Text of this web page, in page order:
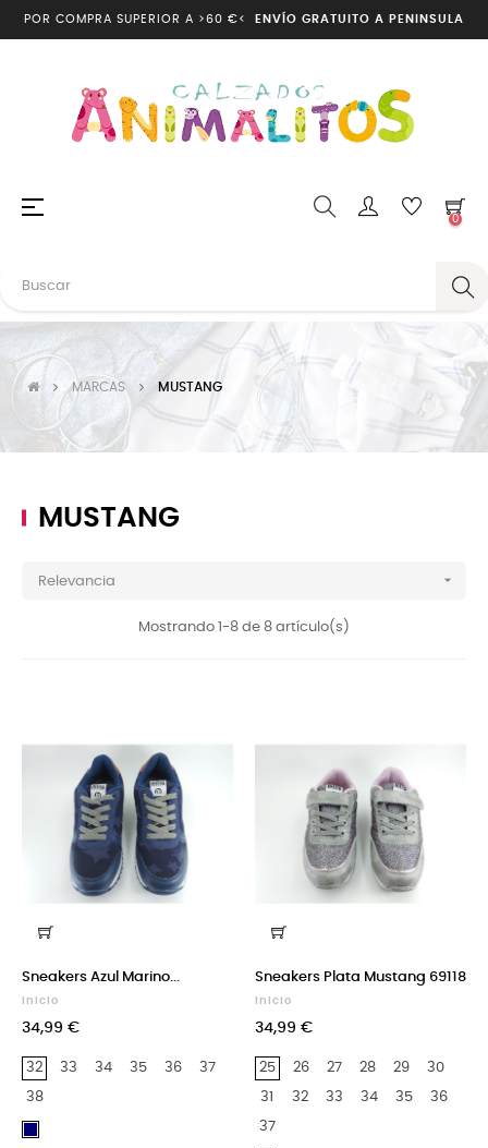
POR COMPRA SUPERIOR A >60 €< ENVÍO GRATUITO A PENINSULA
Navegación
☰
0
MARCAS MUSTANG
MUSTANG
Relevancia 
Mostrando 1-8 de 8 artículo(s)
Sneakers Azul Marino...
Inicio
34,99 €
32 33 34 35 36 37
38
Sneakers Plata Mustang 69118
Inicio
34,99 €
25 26 27 28 29 30
31 32 33 34 35 36
37